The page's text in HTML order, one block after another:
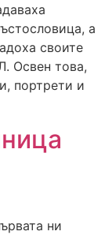
а
своите
Освен това,
портрети и
ни